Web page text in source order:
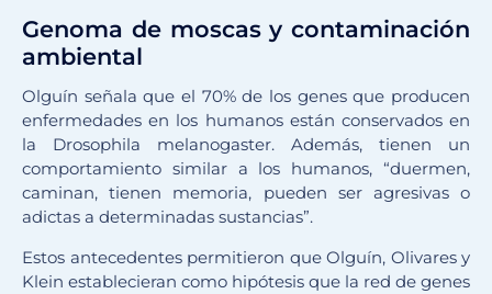
Genoma de moscas y contaminación
ambiental
Olguín señala que el 70% de los genes que producen
enfermedades en los humanos están conservados en
la Drosophila melanogaster. Además, tienen un
comportamiento similar a los humanos, “duermen,
caminan, tienen memoria, pueden ser agresivas o
adictas a determinadas sustancias”.
Estos antecedentes permitieron que Olguín, Olivares y
Klein establecieran como hipótesis que la red de genes